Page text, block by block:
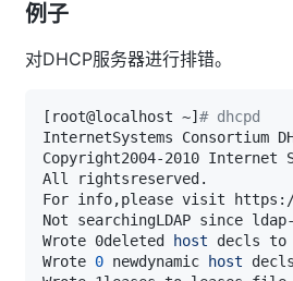
例子
对DHCP服务器进行排错。
[ root@localhost ~]# dhcpd
InternetSystems Consortium
Not searchingLDAP since
Wrote 0deleted host
Wrote 0 newdynamic host